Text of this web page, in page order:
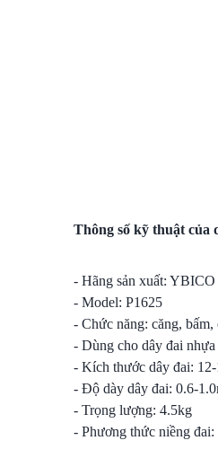
Thông số kỹ thuật của
- Hãng sản xuất: YBICO
- Model: P1625
- Chức năng: căng, bấm,
- Dùng cho dây đai nhựa
- Kích thước dây đai:
- Độ dày dây đai: 0.6-
- Trọng lượng: 4.5kg
- Phương thức niềng